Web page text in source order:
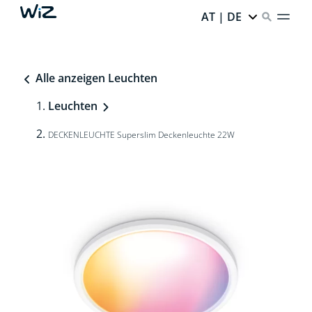
AT | DE
Alle anzeigen Leuchten
Leuchten
DECKENLEUCHTE Superslim Deckenleuchte 22W